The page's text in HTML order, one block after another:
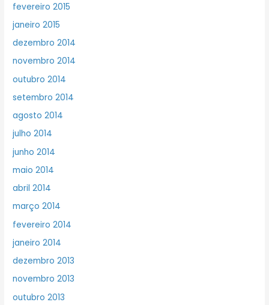
fevereiro 2015
janeiro 2015
dezembro 2014
novembro 2014
outubro 2014
setembro 2014
agosto 2014
julho 2014
junho 2014
maio 2014
abril 2014
março 2014
fevereiro 2014
janeiro 2014
dezembro 2013
novembro 2013
outubro 2013